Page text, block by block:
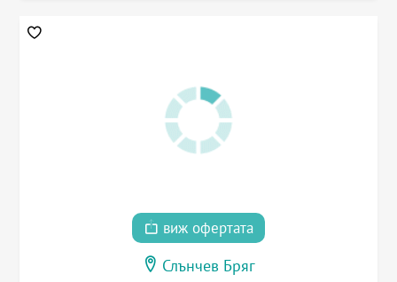
виж офертата
Слънчев Бряг